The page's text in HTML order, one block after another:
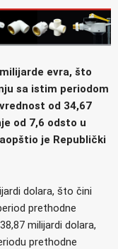
evra, što
sa istim periodom
od 34,67
od 7,6 odsto u
je Republički
dolara, što čini
prethodne
milijardi dolara,
prethodne